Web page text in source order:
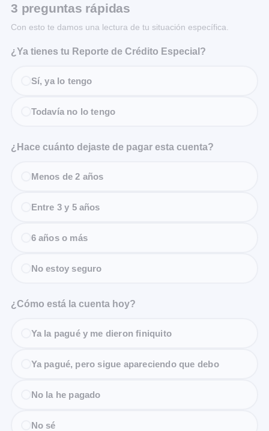
3 preguntas rápidas
Con esto te damos una lectura de tu situación específica.
¿Ya tienes tu Reporte de Crédito Especial?
Sí, ya lo tengo
Todavía no lo tengo
¿Hace cuánto dejaste de pagar esta cuenta?
Menos de 2 años
Entre 3 y 5 años
6 años o más
No estoy seguro
¿Cómo está la cuenta hoy?
Ya la pagué y me dieron finiquito
Ya pagué, pero sigue apareciendo que debo
No la he pagado
No sé